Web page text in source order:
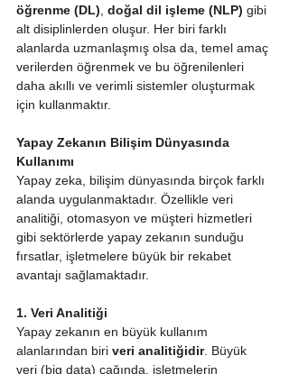
öğrenme (DL) doğal dil işleme (NLP) gibi
alt disiplinlerden oluşur. Her biri farklı
alanlarda uzmanlaşmış olsa da, temel amaç
verilerden öğrenmek ve bu öğrenilenleri
daha akıllı ve verimli sistemler oluşturmak
için kullanmaktır.
Yapay Zekanın Bilişim Dünyasında
Kullanımı
Yapay zeka, bilişim dünyasında birçok farklı
alanda uygulanmaktadır. Özellikle veri
analitiği, otomasyon ve müşteri hizmetleri
gibi sektörlerde yapay zekanın sunduğu
fırsatlar, işletmelere büyük bir rekabet
avantajı sağlamaktadır.
1. Veri Analitiği
Yapay zekanın en büyük kullanım
alanlarından biri veri analitiğidir. Büyük
veri (big data) çağında, işletmelerin